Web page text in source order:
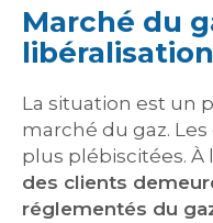
Marché du
La situation est un
marché du gaz.
plus plébiscitées. À
des clients
réglementés du